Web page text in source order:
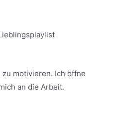
motivieren. Ich öffne
an die Arbeit.